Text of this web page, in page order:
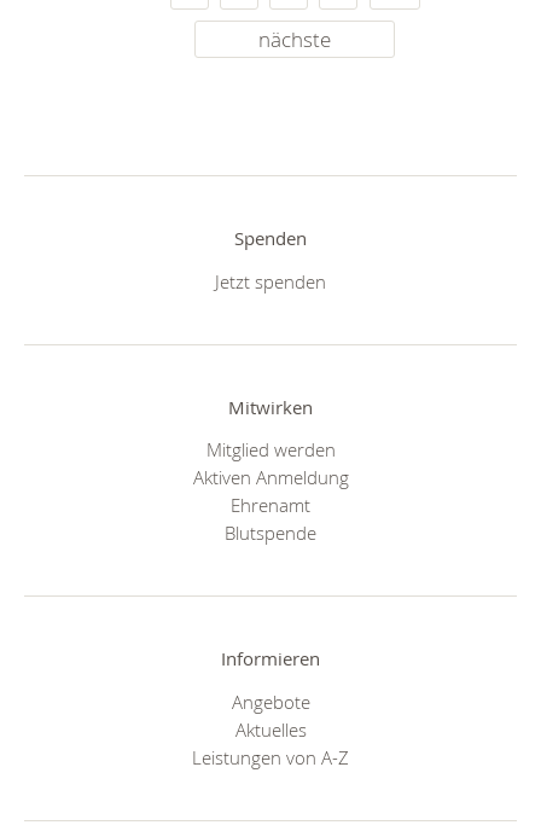
nächste
Spenden
Jetzt spenden
Mitwirken
Mitglied werden
Aktiven Anmeldung
Ehrenamt
Blutspende
Informieren
Angebote
Aktuelles
Leistungen von A-Z